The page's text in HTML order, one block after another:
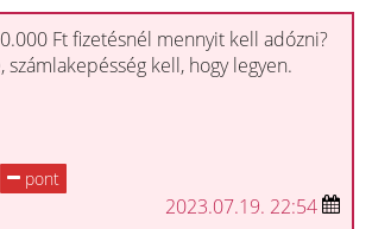
Ft fizetésnél mennyit kell adózni?
számlakepésség kell, hogy legyen.
pont
2023.07.19. 22:54